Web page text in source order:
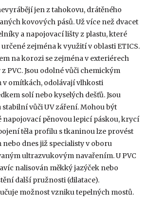
jen z tahokovu, drátěného
kovových pásů. Už více než dvacet
a napojovací lišty z plastu, které
zejména k využití v oblasti ETICS.
na korozi se zejména v exteriérech
PVC. Jsou odolné vůči chemickým
v omítkách, odolávají vlhkosti
solí nebo kyselých dešťů. Jsou
vůči UV záření. Mohou být
napojovací pěnovou lepicí páskou, krycí
těla profilu s tkaninou lze provést
dnes již specialisty v oboru
ultrazvukovým navařením. U PVC
nalisován měkký jazýček nebo
další pružnosti (dilatace).
možnost vzniku tepelných mostů.